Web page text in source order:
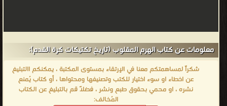
معلومات عن كتاب الهرم المقلوب (تاريخ تكتيكات كرة القدم):
شكراً لمساهمتكم معنا في الإرتقاء بمستوى المكتبة ، يمكنكم االتبليغ
عن اخطاء او سوء اختيار للكتب وتصنيفها ومحتواها ، أو كتاب يُمنع
نشره ، او محمي بحقوق طبع ونشر ، فضلاً قم بالتبليغ عن الكتاب
المُخالف: